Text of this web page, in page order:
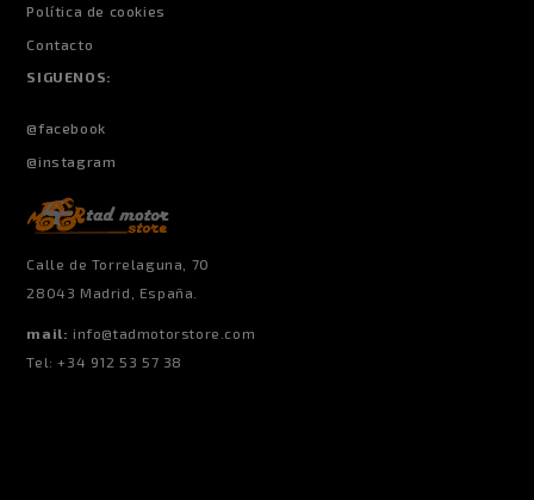
Política de cookies
Contacto
SIGUENOS:
@facebook
@instagram
Calle de Torrelaguna, 70
28043 Madrid, España.
mail: info@tadmotorstore.com
Tel:+34 912 53 57 38